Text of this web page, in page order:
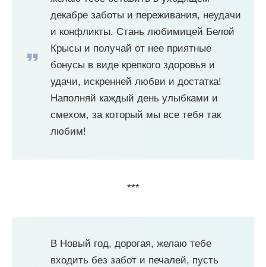
декабре заботы и переживания, неудачи
и конфликты. Стань любимицей Белой
Крысы и получай от нее приятные
бонусы в виде крепкого здоровья и
удачи, искренней любви и достатка!
Наполняй каждый день улыбками и
смехом, за который мы все тебя так
любим!
***
В Новый год, дорогая, желаю тебе
входить без забот и печалей, пусть